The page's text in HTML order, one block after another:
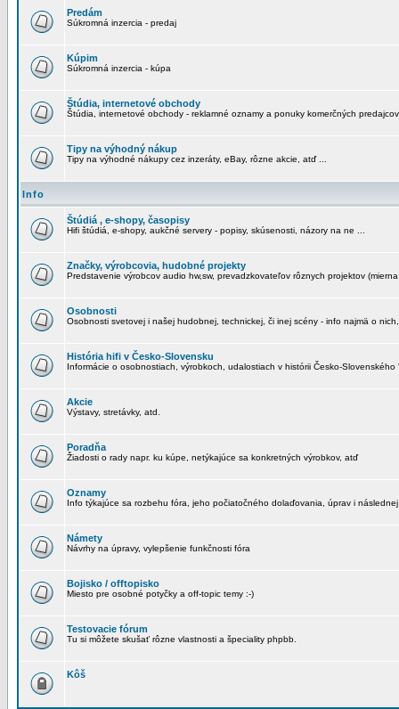
Predám
Súkromná inzercia - predaj
Kúpim
Súkromná inzercia - kúpa
Štúdia, internetové obchody
Štúdia, internetové obchody - reklamné oznamy a ponuky komerčných predajcov
Tipy na výhodný nákup
Tipy na výhodné nákupy cez inzeráty, eBay, rôzne akcie, atď ...
Info
Štúdiá , e-shopy, časopisy
Hifi štúdiá, e-shopy, aukčné servery - popisy, skúsenosti, názory na ne ...
Značky, výrobcovia, hudobné projekty
Predstavenie výrobcov audio hw,sw, prevadzkovateľov rôznych projektov
Osobnosti
Osobnosti svetovej i našej hudobnej, technickej, či inej scény - info najmä o
História hifi v Česko-Slovensku
Informácie o osobnostiach, výrobkoch, udalostiach v histórii Česko-Slovenského
Akcie
Výstavy, stretávky, atd.
Poradňa
Žiadosti o rady napr. ku kúpe, netýkajúce sa konkretných výrobkov, atď
Oznamy
Info týkajúce sa rozbehu fóra, jeho počiatočného dolaďovania, úprav i
Námety
Návrhy na úpravy, vylepšenie funkčnosti fóra
Bojisko / offtopisko
Miesto pre osobné potyčky a off-topic temy :-)
Testovacie fórum
Tu si môžete skušať rôzne vlastnosti a špeciality phpbb.
Kôš